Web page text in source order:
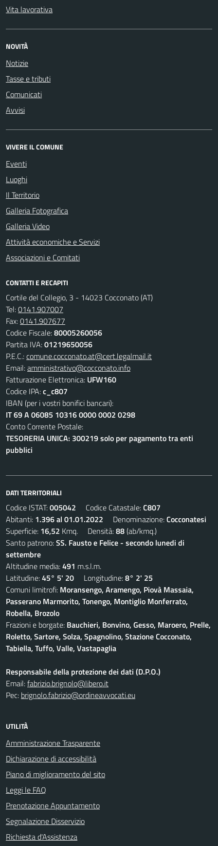
Vita lavorativa
NOVITÀ
Notizie
Tasse e tributi
Comunicati
Avvisi
VIVERE IL COMUNE
Eventi
Luoghi
Il Territorio
Galleria Fotografica
Galleria Video
Attività economiche e Servizi
Associazioni e Comitati
CONTATTI E RECAPITI
Cortile del Collegio, 3 - 14023 Cocconato (AT)
Tel:0141.907007
Fax:0141.907677
Codice Fiscale:80005260056
Partita IVA:01219650056
P.E.C.:comune.cocconato.at@cert.legalmail.it
Email:amministrativo@cocconato.info
Fatturazione Elettronica: UFW160
Codice IPA:c_c807
IBAN (per i vostri bonifici bancari):
IT 69 A 06085 10316 0000 0002 0298
Conto Corrente Postale:
TESORERIA UNICA: 300219 solo per pagamento tra enti
pubblici
DATI TERRITORIALI
Codice ISTAT:005042 Codice Catastale:C807
Abitanti: 1.396 al 01.01.2022 Denominazione:Cocconatesi
Superficie: 16,52 Kmq. Densità:88(ab/kmq.)
Santo patrono:SS. Fausto e Felice - secondo lunedi di
settembre
Altitudine media:491 m.s.l.m.
Latitudine:45° 5' 20 Longitudine:8° 2' 25
Comuni limitrofi: Moransengo, Aramengo, Piovà Massaia,
Passerano Marmorito, Tonengo, Montiglio Monferrato,
Robella, Brozolo
Frazioni e borgate: Bauchieri, Bonvino, Gesso, Maroero, Prelle,
Roletto, Sartore, Solza, Spagnolino, Stazione Cocconato,
Tabiella, Tuffo, Valle, Vastapaglia
Responsabile della protezione dei dati (D.P.O.)
Email:fabrizio.brignolo@libero.it
Pec: brignolo.fabrizio@ordineavvocati.eu
UTILITÀ
Amministrazione Trasparente
Dichiarazione di accessibilità
Piano di miglioramento del sito
Leggi le FAQ
Prenotazione Appuntamento
Segnalazione Disservizio
Richiesta d'Assistenza